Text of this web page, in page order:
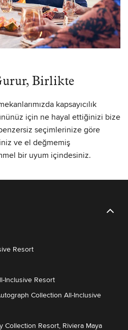
Birlikte
kapsayıcılık
için ne hayal ettiğinizi bize
seçimlerinize göre
ve el değmemiş
bir uyum içindesiniz.
Resort
Inclusive Resort
Collection All-Inclusive
Collection Resort, Riviera Maya